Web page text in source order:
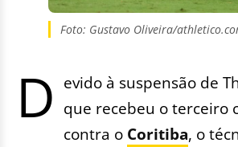
Foto: Gustavo Oliveira/
D evido à suspensão de
que recebeu o terceiro
contra o Coritiba, o